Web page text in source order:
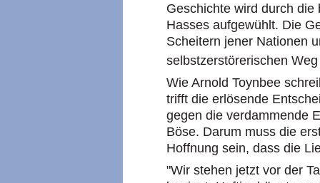
Geschichte wird durch
Hasses aufgewühlt. Die
Scheitern jener Nationen
selbstzerstörerischen
Wie Arnold Toynbee
trifft die erlösende
gegen die verdammende
Böse. Darum muss die
Hoffnung sein, dass die
"Wir stehen jetzt vor der